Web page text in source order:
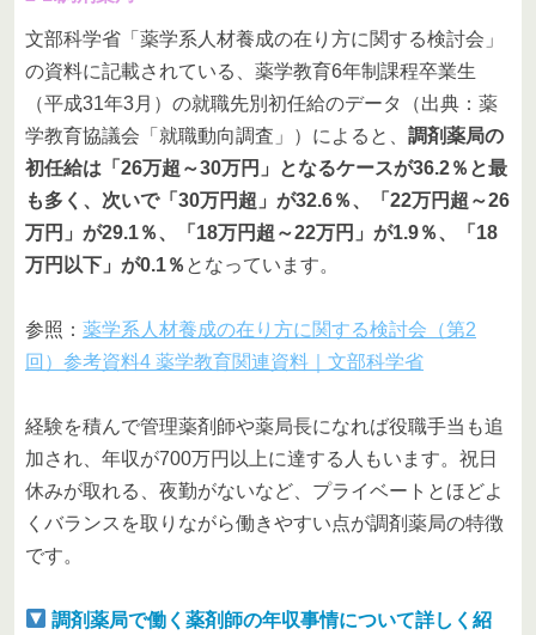
文部科学省「薬学系人材養成の在り方に関する検討会」
の資料に記載されている、薬学教育6年制課程卒業生
（平成31年3月）の就職先別初任給のデータ（出典：薬
学教育協議会「就職動向調査」）によると、 調剤薬局の
初任給は「26万超～30万円」となるケースが36.2％と最
も多く、次いで「30万円超」が32.6％、「22万円超～26
万円」が29.1％、「18万円超～22万円」が1.9％、「18
万円以下」が0.1％ となっています。
参照： 薬学系人材養成の在り方に関する検討会（第2
回）参考資料4 薬学教育関連資料｜文部科学省
経験を積んで管理薬剤師や薬局長になれば役職手当も追
加され、年収が700万円以上に達する人もいます。祝日
休みが取れる、夜勤がないなど、プライベートとほどよ
くバランスを取りながら働きやすい点が調剤薬局の特徴
です。
調剤薬局で働く薬剤師の年収事情について詳しく紹